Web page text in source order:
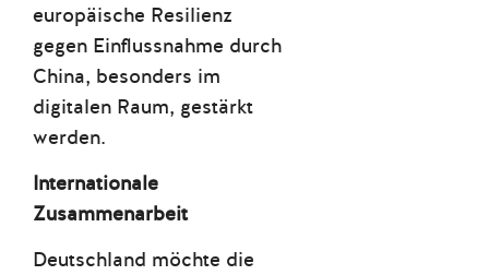
europäische Resilienz
gegen Einflussnahme durch
China, besonders im
digitalen Raum, gestärkt
werden.
Internationale
Zusammenarbeit
Deutschland möchte die